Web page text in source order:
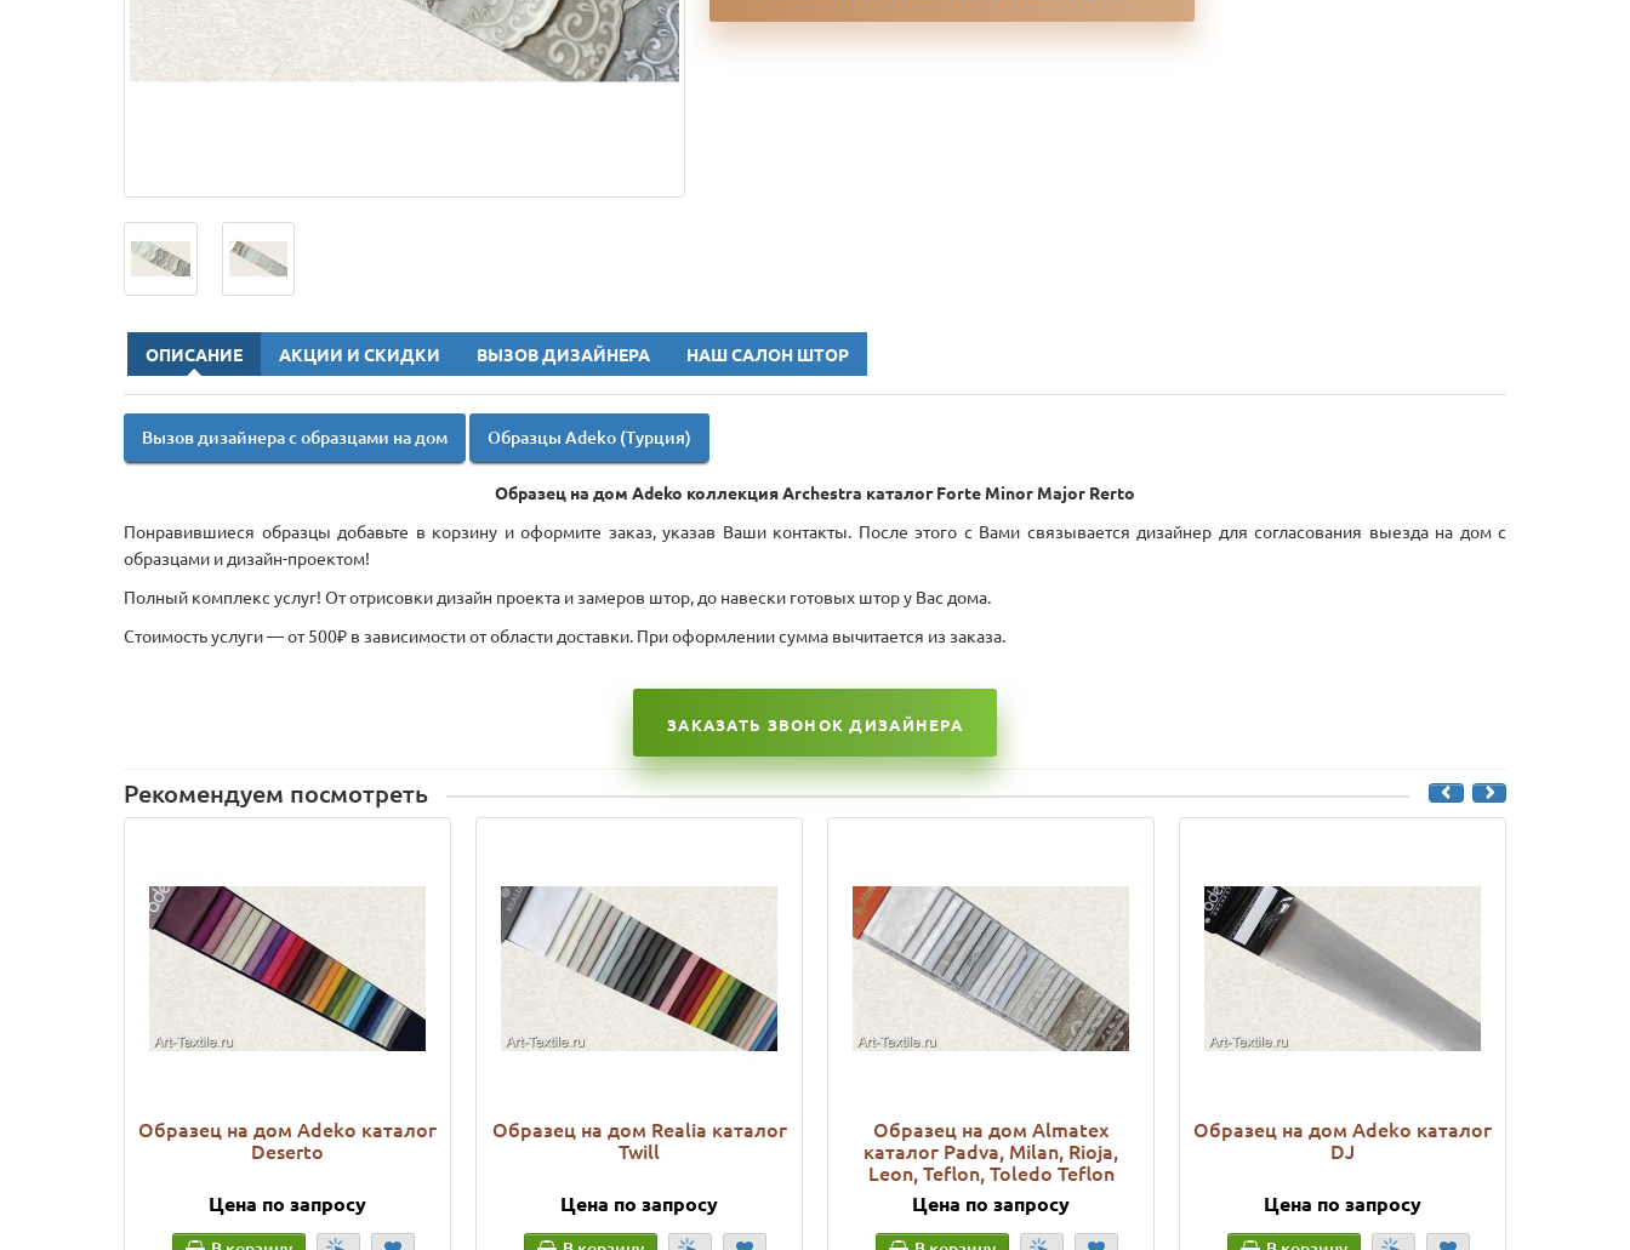
ОПИСАНИЕ АКЦИИ И СКИДКИ ВЫЗОВ ДИЗАЙНЕРА НАШ САЛОН ШТОР
Вызов дизайнера с образцами на дом Образцы Adeko (Турция)
Образец на дом Adeko коллекция Archestra каталог Forte Minor Major Rerto
Понравившиеся образцы добавьте в корзину и оформите заказ, указав Ваши контакты. После этого с Вами связывается дизайнер для согласования выезда на дом с
образцами и дизайн-проектом!
Полный комплекс услуг! От отрисовки дизайн проекта и замеров штор, до навески готовых штор у Вас дома.
Стоимость услуги — от 500₽ в зависимости от области доставки. При оформлении сумма вычитается из заказа.
ЗАКАЗАТЬ ЗВОНОК ДИЗАЙНЕРА
Рекомендуем посмотреть
Образец на дом Adeko каталог
Deserto
Цена по запросу
Образец на дом Realia каталог
Twill
Цена по запросу
Образец на дом Almatex
каталог Padva, Milan, Rioja,
Leon, Teflon, Toledo Teflon
Цена по запросу
Образец на дом Adeko каталог
DJ
Цена по запросу